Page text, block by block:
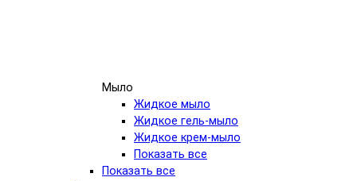
Мыло
Жидкое мыло
Жидкое гель-мыло
Жидкое крем-мыло
Показать все
Показать все